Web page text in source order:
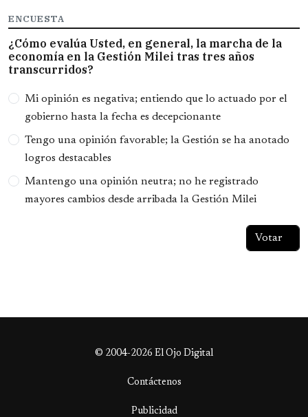
ENCUESTA
¿Cómo evalúa Usted, en general, la marcha de la
economía en la Gestión Milei tras tres años
transcurridos?
Opciones
Mi opinión es negativa; entiendo que lo actuado por el
gobierno hasta la fecha es decepcionante
Tengo una opinión favorable; la Gestión se ha anotado
logros destacables
Mantengo una opinión neutra; no he registrado
mayores cambios desde arribada la Gestión Milei
© 2004-2026 El Ojo Digital
Contáctenos
Publicidad